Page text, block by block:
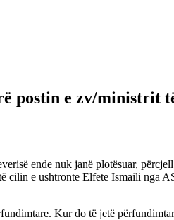
postin e zv/
ende nuk janë plotësuar,
e ushtronte Elfete Ismaili nga
Kur do të jetë